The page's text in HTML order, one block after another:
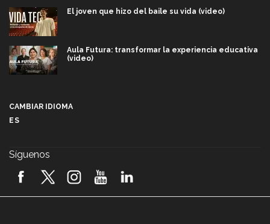
El joven que hizo del baile su vida (video)
Aula Futura: transformar la experiencia educativa
(video)
2026! (video)
CAMBIAR IDIOMA
ES
Síguenos